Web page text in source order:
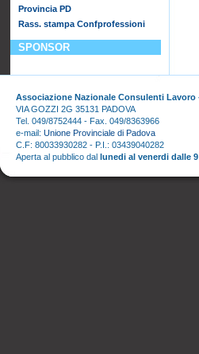
Provincia PD
Rass. stampa Confprofessioni
SPONSOR
Associazione Nazionale Consulenti Lavoro
VIA GOZZI 2G 35131 PADOVA
Tel. 049/8752444 - Fax. 049/8363966
e-mail: Unione Provinciale di Padova
C.F: 80033930282 - P.I.: 03439040282
Aperta al pubblico dal lunedi al venerdi dalle 9